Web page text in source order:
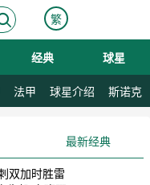
繁
经典 球星
法甲 球星介绍 斯诺克
最新经典